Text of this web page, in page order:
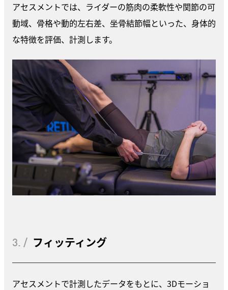
アセスメントでは、ライダーの筋肉の柔軟性や関節の可
動域、骨格や動的左右差、坐骨結節幅といった、身体的
な特徴を評価、計測します。
3. / フィッティング
アセスメントで計測したデータをもとに、3Dモーショ